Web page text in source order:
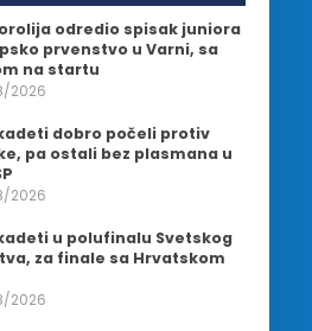
odredio spisak juniora
prvenstvo u Varni, sa
na startu
2026
dobro počeli protiv
pa ostali bez plasmana u
2026
u polufinalu Svetskog
za finale sa Hrvatskom
2026